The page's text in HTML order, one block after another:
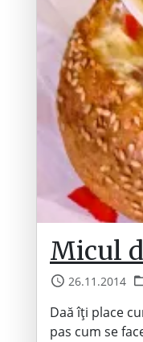
Micul
26.11.2014
Daă îți place
pas cum se